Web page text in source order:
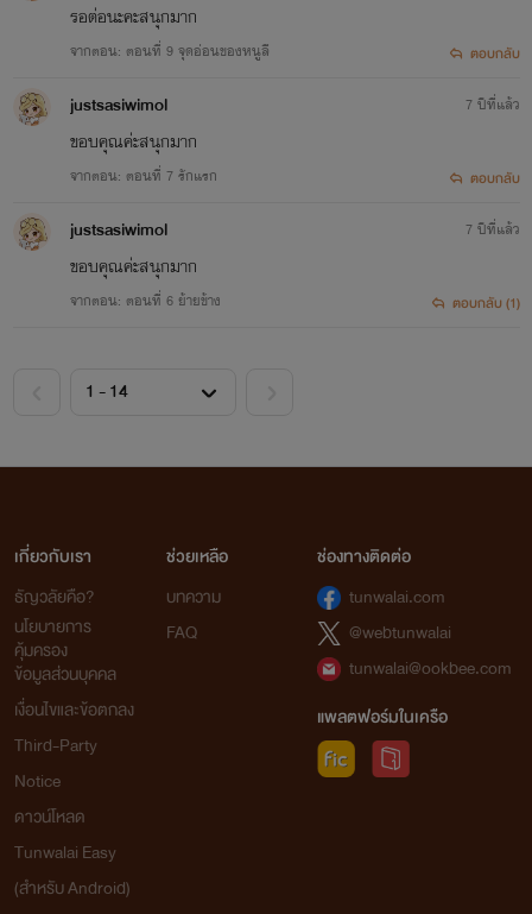
รอต่อนะคะสนุกมาก
จากตอน: ตอนที่ 9 จุดอ่อนของหนูลี ตอบกลับ
justsasiwimol
ขอบคุณค่ะสนุกมาก
จากตอน: ตอนที่ 7 รักแรก
7 ปีที่แล้ว
ตอบกลับ
justsasiwimol
ขอบคุณค่ะสนุกมาก
จากตอน: ตอนที่ 6 ย้ายข้าง
7 ปีที่แล้ว
ตอบกลับ (1)
เกี่ยวกับเรา
ธัญวลัยคือ?
นโยบายการ
คุ้มครอง
ข้อมูลส่วนบุคคล
เงื่อนไขและข้อตกลง
Third-Party
Notice
ดาวน์โหลด
Tunwalai Easy
(สำหรับ Android)
ช่วยเหลือ
บทความ
FAQ
ช่องทางติดต่อ
tunwalai.com
@webtunwalai
tunwalai@ookbee.com
แพลตฟอร์มในเครือ